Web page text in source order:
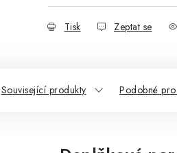
Tisk Zeptat se
Související produkty Podobné